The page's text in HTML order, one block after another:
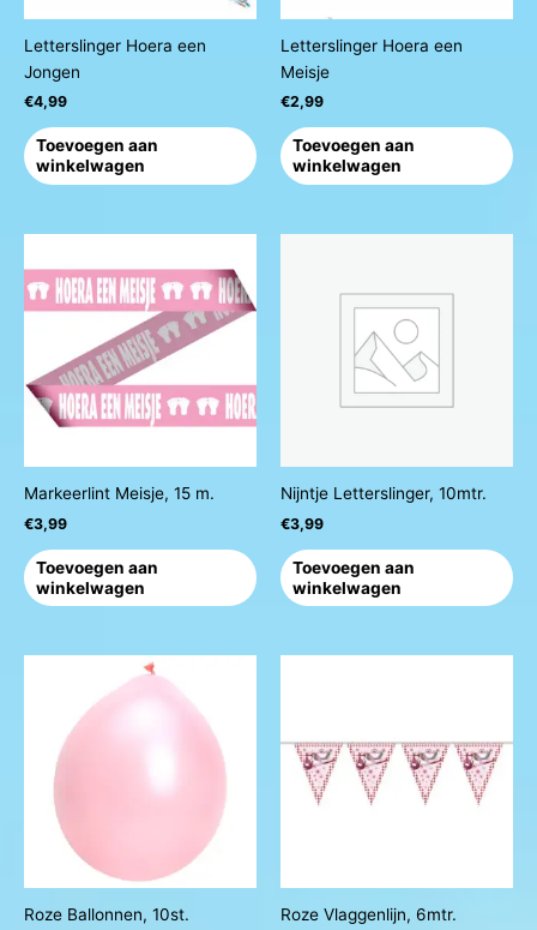
Letterslinger Hoera een
Jongen
€4,99
Toevoegen aan
winkelwagen
Letterslinger Hoera een
Meisje
€2,99
Toevoegen aan
winkelwagen
Markeerlint Meisje, 15 m.
€3,99
Toevoegen aan
winkelwagen
Nijntje Letterslinger, 10mtr.
€3,99
Toevoegen aan
winkelwagen
Roze Ballonnen, 10st.
Roze Vlaggenlijn, 6mtr.